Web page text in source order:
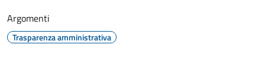
Argomenti
Trasparenza amministrativa